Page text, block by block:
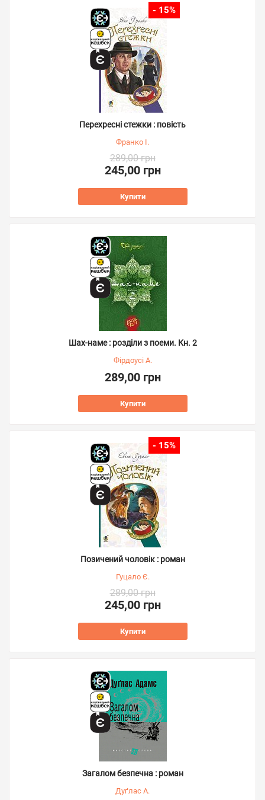
- 15%
Перехресні стежки : повість
Франко І.
289,00 грн
245,00 грн
Купити
Шах-наме : розділи з поеми. Кн. 2
Фірдоусі А.
289,00 грн
Купити
- 15%
Позичений чоловік : роман
Гуцало Є.
289,00 грн
245,00 грн
Купити
Загалом безпечна : роман
Дуґлас А.